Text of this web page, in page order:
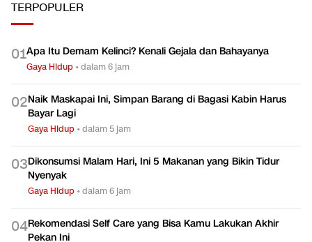
TERPOPULER
01Apa Itu Demam Kelinci? Kenali Gejala dan Bahayanya
Gaya Hidup •dalam 6 jam
02Naik Maskapai Ini, Simpan Barang di Bagasi Kabin Harus
Bayar Lagi
Gaya Hidup •dalam 5 jam
03Dikonsumsi Malam Hari, Ini 5 Makanan yang Bikin Tidur
Nyenyak
Gaya Hidup •dalam 6 jam
04Rekomendasi Self Care yang Bisa Kamu Lakukan Akhir
Pekan Ini